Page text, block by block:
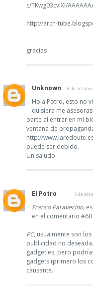
c/TKwg03cvIXI/
http://arch-
gracias
Unknown 6 de
Hola Potro, esto no
quisiera me
parte al entrar en mi
ventana de
http://
puede ser debido.
Un saludo
El Potro 6 de
Franco Paravecino,
en el comentario #60
PC, usualmente son
publicidad no
gadget es, pero
gadgets (primero los
causante.